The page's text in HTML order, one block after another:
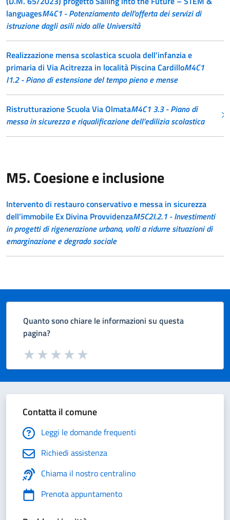
languagesM4C1 - Potenziamento dell'offerta dei servizi di
istruzione dagli asili nido alle Università
Realizzazione mensa scolastica scuola dell'infanzia e
primaria di Via Acitrezza in località Piscina CardilloM4C1
I1.2 - Piano di estensione del tempo pieno e mense
Ristrutturazione Scuola Via OlmataM4C1 3.3 - Piano di
messa in sicurezza e riqualificazione dell’edilizia scolastica
M5. Coesione e inclusione
Intervento di restauro conservativo e messa in sicurezza
dell’immobile Ex Divina ProvvidenzaM5C2I.2.1 - Investimenti
in progetti di rigenerazione urbana, volti a ridurre situazioni di
emarginazione e degrado sociale
Quanto sono chiare le informazioni su questa
pagina?
Valuta da 1 a 5 stelle la pagina
Valuta 5 stelle su 5
Valuta 4 stelle su 5
Valuta 3 stelle su 5
Valuta 2 stelle su 5
Valuta 1 stelle su 5
Contatta il comune
Leggi le domande frequenti
Richiedi assistenza
Chiama il nostro centralino
Prenota appuntamento